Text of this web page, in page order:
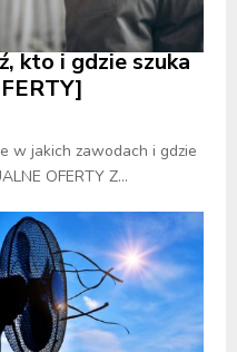
kto i gdzie szuka
w jakich zawodach i gdzie
OFERTY Z...